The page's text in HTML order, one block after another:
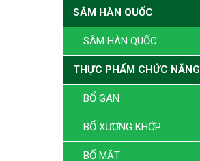
SÂM HÀN QUỐC
SÂM HÀN QUỐC
THỰC PHẨM CHỨC NĂNG
BỔ GAN
BỔ XƯƠNG KHỚP
BỔ MẮT